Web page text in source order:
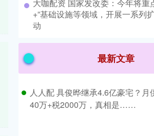
大咖配资 国家发改委：今年将重
+”基础设施等领域，开展一系列
动
最新文章
人人配 具俊晔继承4.6亿豪宅？月
40万+税2000万，真相是……